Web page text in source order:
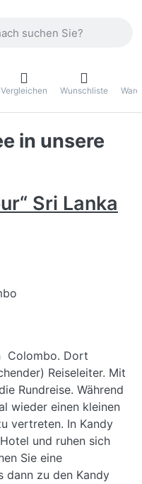
Vergleichen Wunschliste
in unsere
Sri Lanka
Colombo. Dort
Reiseleiter. Mit
Rundreise. Während
wieder einen kleinen
vertreten. In Kandy
und ruhen sich
Sie eine
dann zu den Kandy